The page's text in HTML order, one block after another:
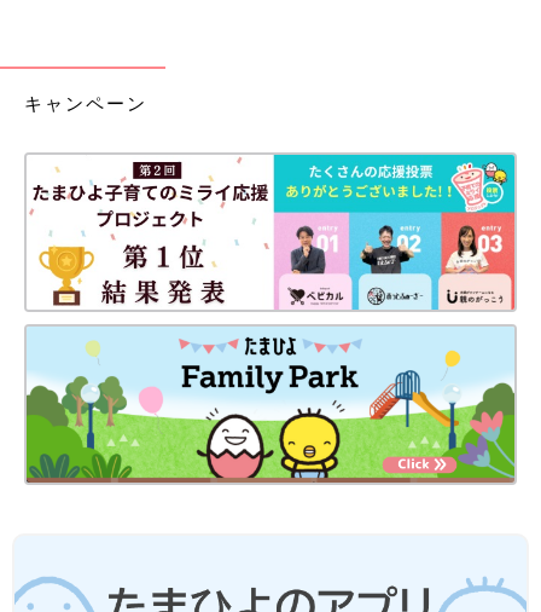
小技の利いたデザインが、低価格で購入できる！
「ほかにはないデザインがある」「安くてかわいい」「人とあま
カジュアルなプリントなど、おしゃれを楽しめるデザインが充実
しています。
キャンペーン